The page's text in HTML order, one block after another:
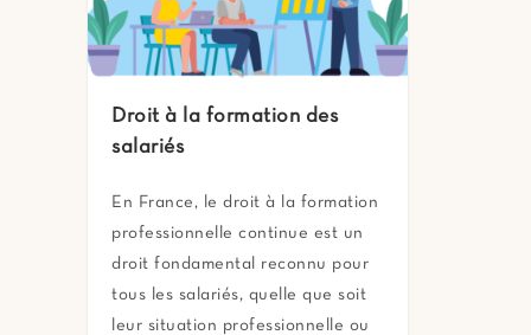
Droit à la formation des
salariés
En France, le droit à la formation
professionnelle continue est un
droit fondamental reconnu pour
tous les salariés, quelle que soit
leur situation professionnelle ou